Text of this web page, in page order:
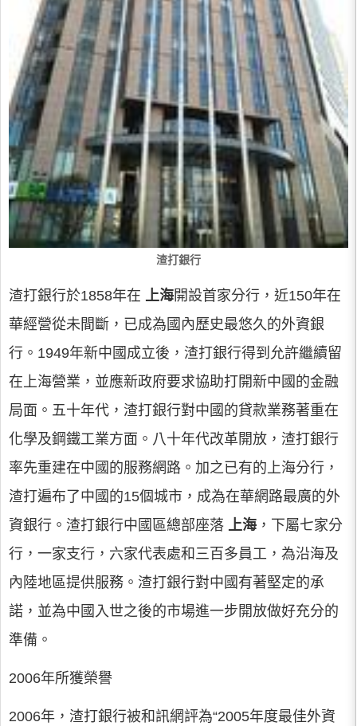
渣打銀行
渣打銀行於1858年在 上海開設首家分行，近150年在
華經營從未間斷，已成為國內歷史最悠久的外資銀
行。1949年新中國成立後，渣打銀行得到允許繼續留
在上海營業，並應新政府要求協助打開新中國的金融
局面。五十年代，渣打銀行對中國的貸款業務著重在
化學及鋼鐵工業方面。八十年代改革開放，渣打銀行
率先重建在中國的服務網路。加之已有的上海分行，
渣打遍布了中國的15個城市，成為在華網路最廣的外
資銀行。渣打銀行中國區總部座落 上海 ，下屬七家分
行，一家支行，六家代表處和三百多員工，為沿海及
內陸地區提供服務。渣打銀行對中國有著堅定的承
諾，並為中國入世之後的市場進一步開放做好充分的
準備。
2006年所獲榮譽
2006年，渣打銀行被和訊網評為“2005年度最佳外資